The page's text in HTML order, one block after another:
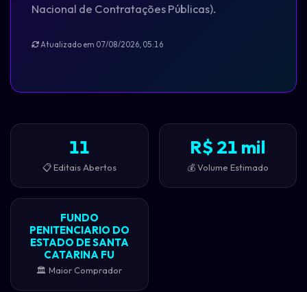
Nacional de Contratações Públicas).
Atualizado em 07/08/2026, 05:16
11
📋 Editais Abertos
R$ 21 mil
💰 Volume Estimado
FUNDO
PENITENCIARIO DO
ESTADO DE SANTA
CATARINA FU
🏛️ Maior Comprador